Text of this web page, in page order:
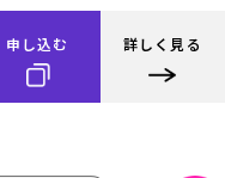
申し込む 詳しく見る